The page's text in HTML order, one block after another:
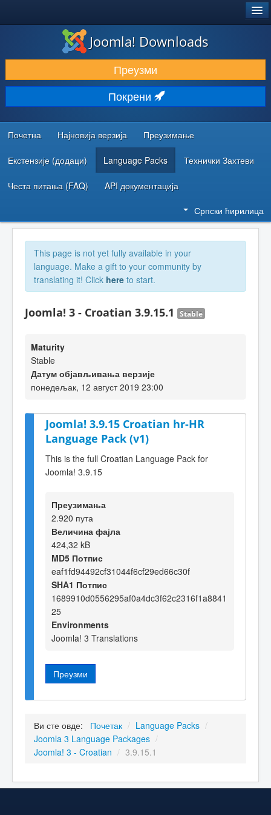
ПРЕУЗИМАЊЕ И ПРОШИРЕЊА (ЕКСТЕНЗИЈЕ)
ОТКРИЈТЕ И НАУЧИТЕ
ЗАЈЕДНИЦА И ПОДРШКА
РЕСУРСИ ЗА РАЗВОЈ
Joomla! Downloads
Преузми
Покрени
Почетна Најновија верзија Преузимање
Екстензије (додаци) Language Packs Технички Захтеви
Честа питања (FAQ) API документација
Српски ћирилица
This page is not yet fully available in your
language. Make a gift to your community by
translating it! Click here to start.
Joomla! 3 - Croatian 3.9.15.1 Stable
Maturity
Stable
Датум објављивања верзије
понедељак, 12 август 2019 23:00
Joomla! 3.9.15 Croatian hr-HR
Language Pack (v1)
This is the full Croatian Language Pack for
Joomla! 3.9.15
Преузимања
2.920 пута
Величина фајла
424,32 kB
MD5 Потпис
eaf1fd94492cf31044f6cf29ed66c30f
SHA1 Потпис
1689910d0556295af0a4dc3f62c2316f1a8841
25
Environments
Joomla! 3 Translations
Преузми
Ви сте овде: Почетак / Language Packs /
Joomla 3 Language Packages /
Joomla! 3 - Croatian / 3.9.15.1